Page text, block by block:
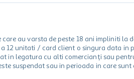
au varsta de peste 18 ani impliniti
12 unitati / card client o singura data
in legatura cu alti comercianți sau
suspendat sau in perioada in care